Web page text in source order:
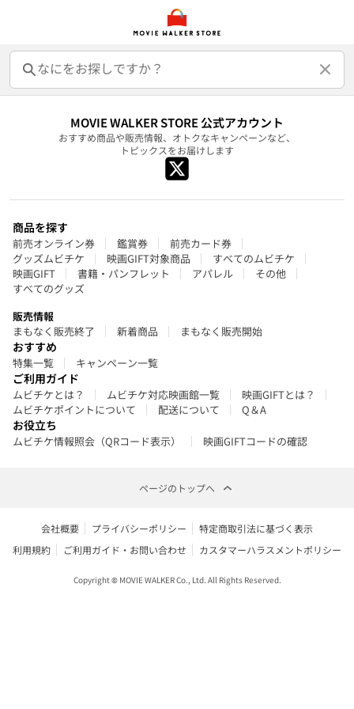
MOVIE WALKER STORE 公式アカウント
おすすめ商品や販売情報、オトクなキャンペーンなど、
トピックスをお届けします
商品を探す
前売オンライン券 鑑賞券
前売カード券
グッズムビチケ
映画GIFT対象商品
すべてのムビチケ
映画GIFT
書籍・パンフレット アパレル
その他
すべてのグッズ
販売情報
まもなく販売終了
新着商品 まもなく販売開始
おすすめ
特集一覧 キャンペーン一覧
ご利用ガイド
ムビチケとは？ ムビチケ対応映画館一覧
映画GIFTとは？
ムビチケポイントについて
配送について Q＆A
お役立ち
ムビチケ情報照会（QRコード表示） 映画GIFTコードの確認
ページのトップへ
会社概要 プライバシーポリシー
特定商取引法に基づく表示
利用規約
ご利用ガイド・お問い合わせ カスタマーハラスメントポリシー
Copyright © MOVIE WALKER Co., Ltd. All Rights Reserved.